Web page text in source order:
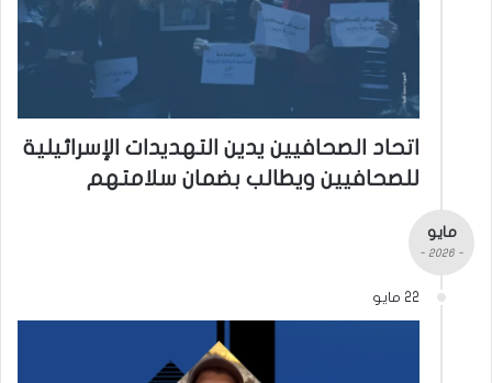
اتحاد الصحافيين يدين التهديدات الإسرائيلية
للصحافيين ويطالب بضمان سلامتهم
مايو
- 2026 -
22 مايو